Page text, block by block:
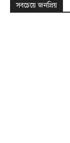
সবচেয়ে জনপ্রিয়